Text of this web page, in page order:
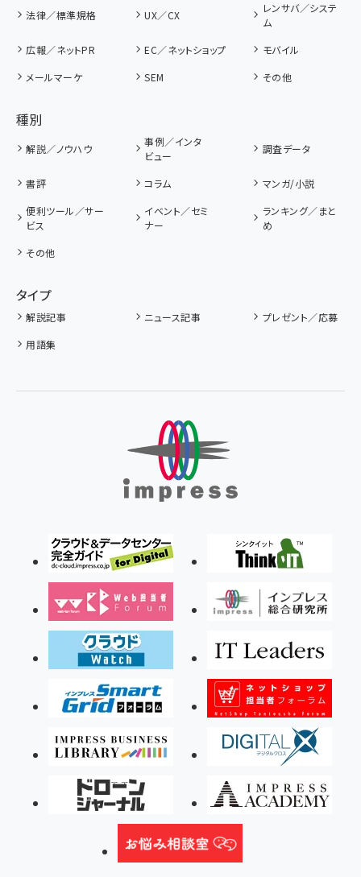
法律／標準規格 UX／CX
レンサバ／システ
ム
広報／ネットPR
EC／ネットショップ
モバイル
メールマーケ
SEM その他
種別
解説／ノウハウ
事例／インタ
ビュー
調査データ
書評 コラム
マンガ/小説
便利ツール／サー
ビス
イベント／セミ
ナー
ランキング／まと
め
その他
タイプ
解説記事 ニュース記事
プレゼント／応募
用語集